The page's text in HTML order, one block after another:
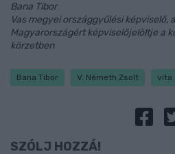
Bana Tibor
Vas megyei országgyűlési képviselő,
Magyarországért képviselőjelöltje a
körzetben
Bana Tibor V. Németh Zsolt vita
SZÓLJ HOZZÁ!